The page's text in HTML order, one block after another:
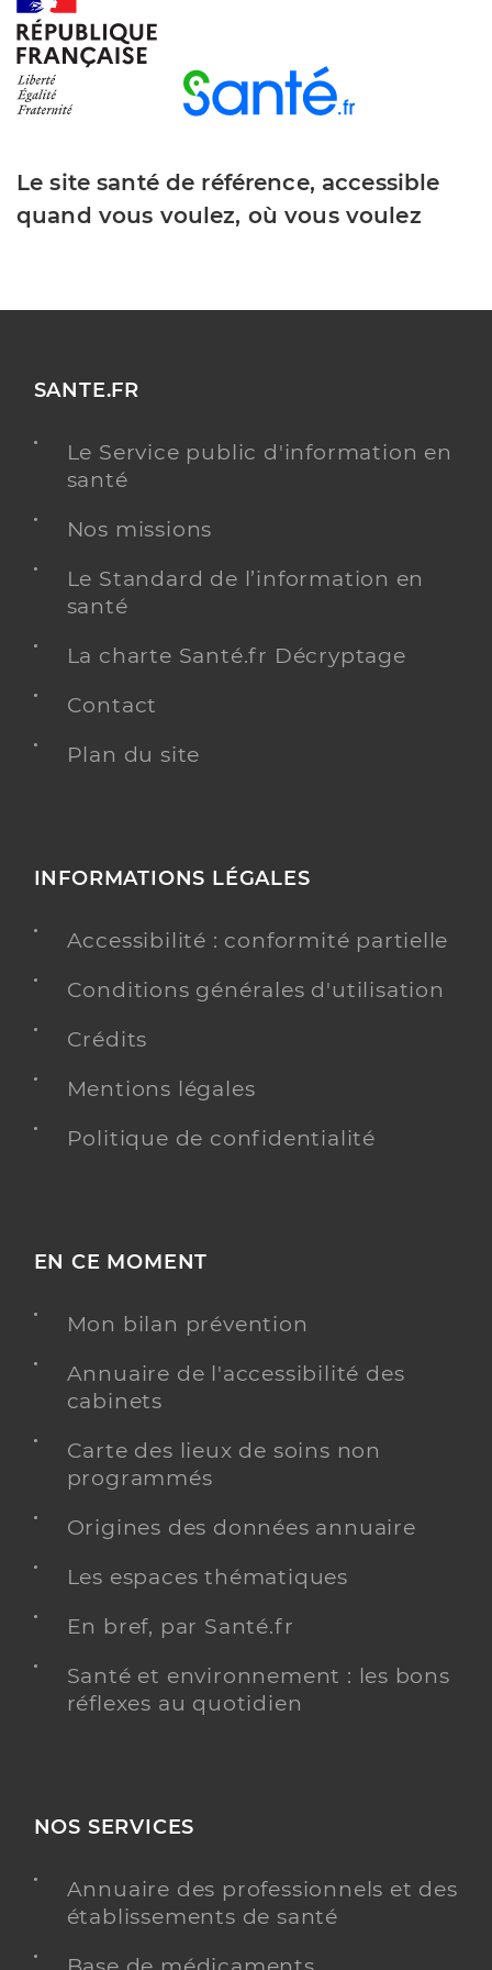
Had pauchet montdidier
Gcs hados pauchet
Téléphone
+33322787010
Le site santé de référence, accessible
quand vous voulez, où vous voulez
SANTE.FR
Le Service public d'information en
santé
Nos missions
Le Standard de l’information en
santé
La charte Santé.fr Décryptage
Contact
Plan du site
INFORMATIONS LÉGALES
Accessibilité : conformité partielle
Conditions générales d'utilisation
Crédits
Mentions légales
Politique de confidentialité
EN CE MOMENT
Mon bilan prévention
Annuaire de l'accessibilité des
cabinets
Carte des lieux de soins non
programmés
Origines des données annuaire
Les espaces thématiques
En bref, par Santé.fr
Santé et environnement : les bons
réflexes au quotidien
NOS SERVICES
Annuaire des professionnels et des
établissements de santé